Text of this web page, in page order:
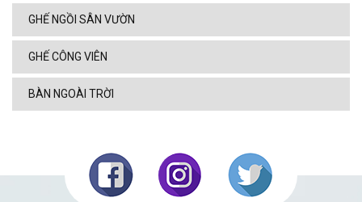
GHẾ NGỒI SÂN VƯỜN
GHẾ CÔNG VIÊN
BÀN NGOÀI TRỜI